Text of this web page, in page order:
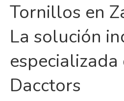
Tornillos en
La solución
especializada
Dacctors